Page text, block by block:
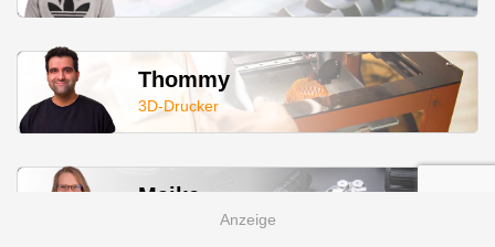
Thommy
3D-Drucker
Maike
Werkzeug & Outdoor